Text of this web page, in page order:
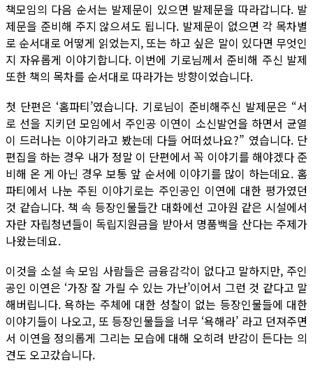
책모임의 다음 순서는 발제문이 있으면 발제문을 따라갑니다. 발
제문을 준비해 주지 않으셔도 됩니다. 발제문이 없으면 각 목차별
로 순서대로 어떻게 읽었는지, 또는 하고 싶은 말이 있다면 무엇인
지 자유롭게 이야기합니다. 이번에 기로님께서 준비해 주신 발제
또한 책의 목차를 순서대로 따라가는 방향이었습니다.
첫 단편은 ‘홈파티’였습니다. 기로님이 준비해주신 발제문은 “서
로 선을 지키던 모임에서 주인공 이연이 소신발언을 하면서 균열
이 드러나는 이야기라고 봤는데 다들 어떠셨나요?” 였습니다. 단
편집을 하는 경우 내가 정말 이 단편에서 꼭 이야기를 해야겠다 준
비해 온 게 아닌 경우 보통 앞 순서에 이야기를 많이 하는데요. 홈
파티에서 나눈 주된 이야기로는 주인공인 이연에 대한 평가였던
것 같습니다. 책 속 등장인물들간 대화에선 고아원 같은 시설에서
자란 자립청년들이 독립지원금을 받아서 명품백을 산다는 주제가
나왔는데요.
이것을 소설 속 모임 사람들은 금융감각이 없다고 말하지만, 주인
공인 이연은 ‘가장 잘 가릴 수 있는 가난’이어서 그런 것 같다고 말
해버립니다. 욕하는 주체에 대한 성찰이 없는 등장인물들에 대한
이야기들이 나오고, 또 등장인물들을 너무 ‘욕해라’ 라고 던져주면
서 이연을 정의롭게 그리는 모습에 대해 오히려 반감이 든다는 의
견도 오고갔습니다.